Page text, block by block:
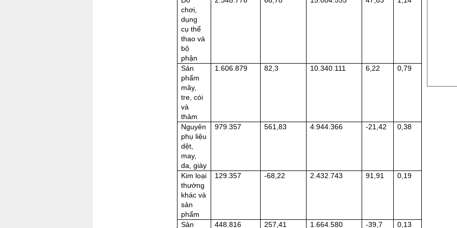
chơi,
dụng
cụ thể
thao và
bộ
phận
Sản
phẩm
mây,
tre, cói
và
thảm
1.606.879 82,3 10.340.111 6,22 0,79
Nguyên
phụ liệu
dệt,
may,
da, giày
979.357 561,83 4.944.366 -21,42 0,38
Kim loại
thường
khác và
sản
phẩm
129.357 -68,22 2.432.743 91,91 0,19
Sản
448.816 257,41 1.664.580 -39,7 0,13